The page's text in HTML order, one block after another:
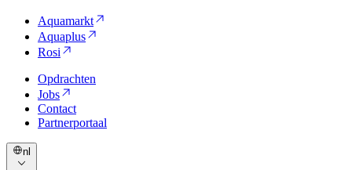
Aquamarkt
Aquaplus
Rosi
Opdrachten
Jobs
Contact
Partnerportaal
nl